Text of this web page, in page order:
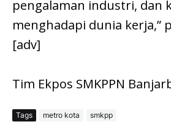
pengalaman industri, dan
menghadapi dunia kerja,”
[adv]
Tim Ekpos SMKPPN
Tags metro kota smkpp